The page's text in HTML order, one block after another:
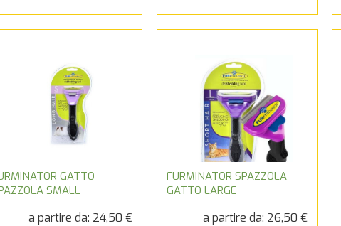
GATTO
SMALL
a partire da: 24,50 €
FURMINATOR SPAZZOLA
GATTO LARGE
a partire da: 26,50 €